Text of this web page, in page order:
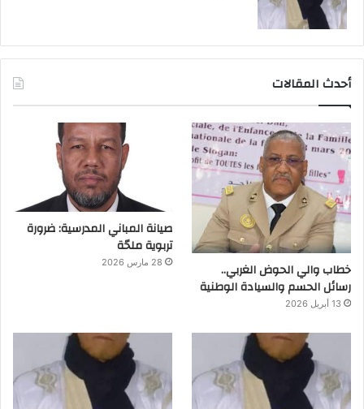
أحدث المقالات
خطاب والي الحوض الغربي..
رسائل الحسم والسيادة الوطنية
13 أبريل 2026
صيانة المباني المدرسية: ضرورة
تربوية ملحّة
28 مارس 2026